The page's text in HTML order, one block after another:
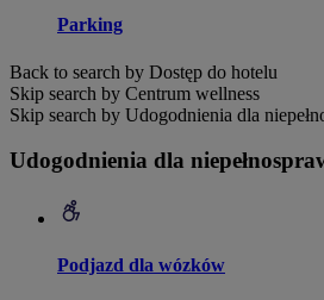
Parking
Back to search by Dostęp do hotelu
Skip search by Centrum wellness
Skip search by Udogodnienia dla
Udogodnienia dla
Podjazd dla wózków